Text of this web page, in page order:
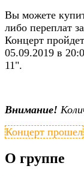
Вы можете
либо переплат
Концерт
05.09.2019 в
11".
Внимание!
Концерт прошел
О группе